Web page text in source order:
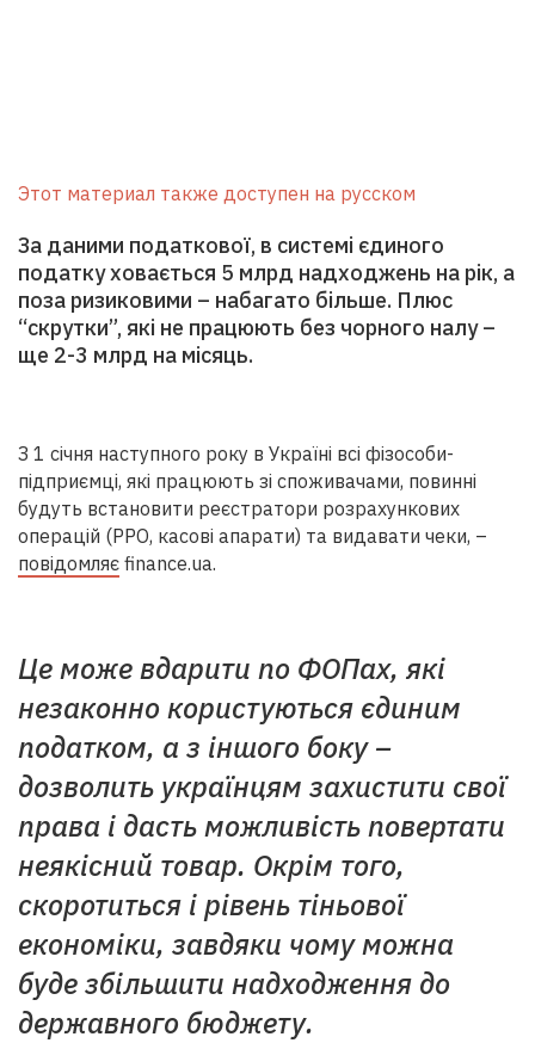
Этот материал также доступен на русском
За даними податкової, в системі єдиного
податку ховається 5 млрд надходжень на рік, а
поза ризиковими – набагато більше. Плюс
“скрутки”, які не працюють без чорного налу –
ще 2-3 млрд на місяць.
З 1 січня наступного року в Україні всі фізособи-
підприємці, які працюють зі споживачами, повинні
будуть встановити реєстратори розрахункових
операцій (РРО, касові апарати) та видавати чеки, –
повідомляє finance.ua.
Це може вдарити по ФОПах, які
незаконно користуються єдиним
податком, а з іншого боку –
дозволить українцям захистити свої
права і дасть можливість повертати
неякісний товар. Окрім того,
скоротиться і рівень тіньової
економіки, завдяки чому можна
буде збільшити надходження до
державного бюджету.